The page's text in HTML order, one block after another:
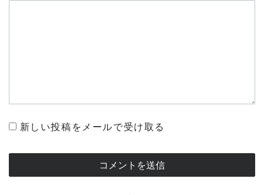
新しい投稿をメールで受け取る